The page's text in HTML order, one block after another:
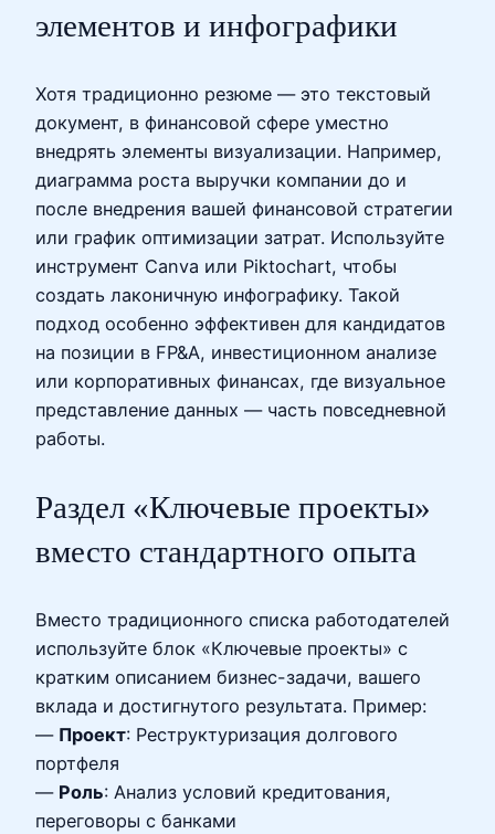
элементов и инфографики
Хотя традиционно резюме — это текстовый
документ, в финансовой сфере уместно
внедрять элементы визуализации. Например,
диаграмма роста выручки компании до и
после внедрения вашей финансовой стратегии
или график оптимизации затрат. Используйте
инструмент Canva или Piktochart, чтобы
создать лаконичную инфографику. Такой
подход особенно эффективен для кандидатов
на позиции в FP&A, инвестиционном анализе
или корпоративных финансах, где визуальное
представление данных — часть повседневной
работы.
Раздел «Ключевые проекты»
вместо стандартного опыта
Вместо традиционного списка работодателей
используйте блок «Ключевые проекты» с
кратким описанием бизнес-задачи, вашего
вклада и достигнутого результата. Пример:
— Проект: Реструктуризация долгового
портфеля
— Роль: Анализ условий кредитования,
переговоры с банками